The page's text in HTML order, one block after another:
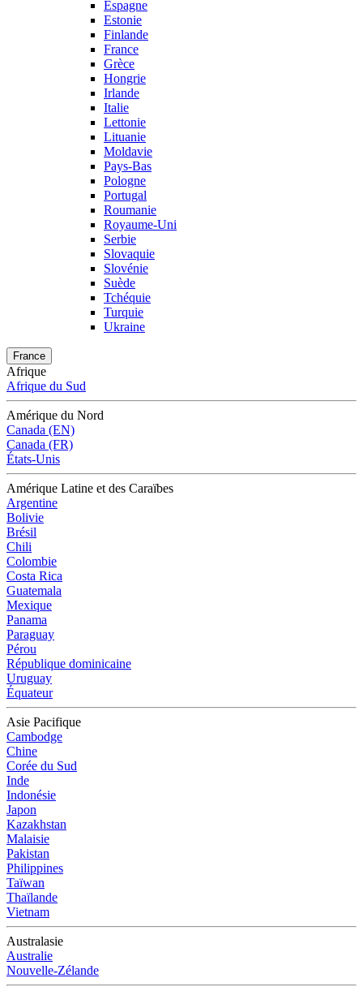
Espagne
Estonie
Finlande
France
Grèce
Hongrie
Irlande
Italie
Lettonie
Lituanie
Moldavie
Pays-Bas
Pologne
Portugal
Roumanie
Royaume-Uni
Serbie
Slovaquie
Slovénie
Suède
Tchéquie
Turquie
Ukraine
France
Afrique
Afrique du Sud
Amérique du Nord
Canada (EN)
Canada (FR)
États-Unis
Amérique Latine et des Caraïbes
Argentine
Bolivie
Brésil
Chili
Colombie
Costa Rica
Guatemala
Mexique
Panama
Paraguay
Pérou
République dominicaine
Uruguay
Équateur
Asie Pacifique
Cambodge
Chine
Corée du Sud
Inde
Indonésie
Japon
Kazakhstan
Malaisie
Pakistan
Philippines
Taïwan
Thaïlande
Vietnam
Australasie
Australie
Nouvelle-Zélande